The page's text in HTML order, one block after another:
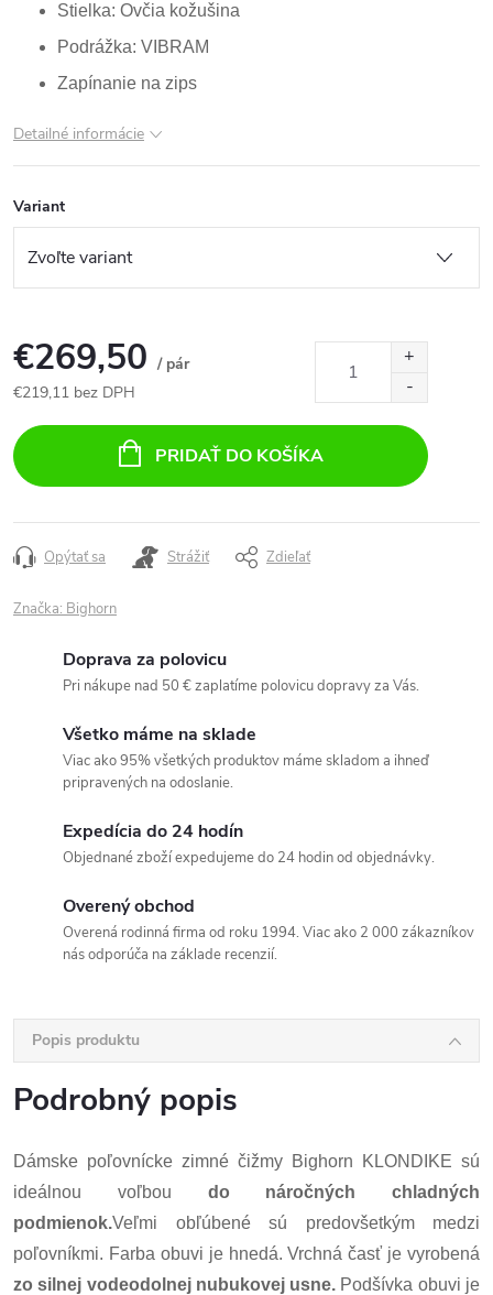
Stielka: Ovčia kožušina
Podrážka: VIBRAM
Zapínanie na zips
Detailné informácie
Variant
€269,50 / pár
€219,11 bez DPH
cena:
PRIDAŤ DO KOŠÍKA
Opýtať sa Strážiť Zdieľať
Značka: Bighorn
Doprava za polovicu
Pri nákupe nad 50 € zaplatíme polovicu dopravy za Vás.
Všetko máme na sklade
Viac ako 95% všetkých produktov máme skladom a ihneď
pripravených na odoslanie.
Expedícia do 24 hodín
Objednané zboží expedujeme do 24 hodin od objednávky.
Overený obchod
Overená rodinná firma od roku 1994. Viac ako 2 000 zákazníkov
nás odporúča na základe recenzií.
Popis produktu
Podrobný popis
Dámske poľovnícke zimné čižmy Bighorn KLONDIKE sú
ideálnou voľbou do náročných chladných
podmienok.Veľmi obľúbené sú predovšetkým medzi
poľovníkmi. Farba obuvi je hnedá. Vrchná časť je vyrobená
zo silnej vodeodolnej nubukovej usne. Podšívka obuvi je